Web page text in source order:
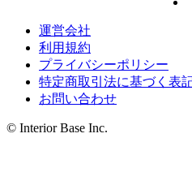
運営会社
利用規約
プライバシーポリシー
特定商取引法に基づく表
お問い合わせ
© Interior Base Inc.